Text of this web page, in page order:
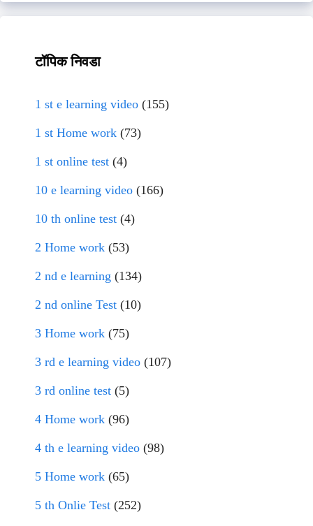
टॉपिक निवडा
1 st e learning video (155)
1 st Home work (73)
1 st online test (4)
10 e learning video (166)
10 th online test (4)
2 Home work (53)
2 nd e learning (134)
2 nd online Test (10)
3 Home work (75)
3 rd e learning video (107)
3 rd online test (5)
4 Home work (96)
4 th e learning video (98)
5 Home work (65)
5 th Onlie Test (252)